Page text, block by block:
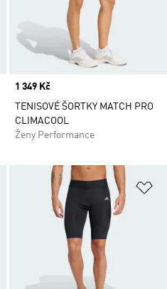
Price
1 349 Kč
TENISOVÉ ŠORTKY MATCH PRO
CLIMACOOL
Ženy Performance
Přidat do seznamu přání